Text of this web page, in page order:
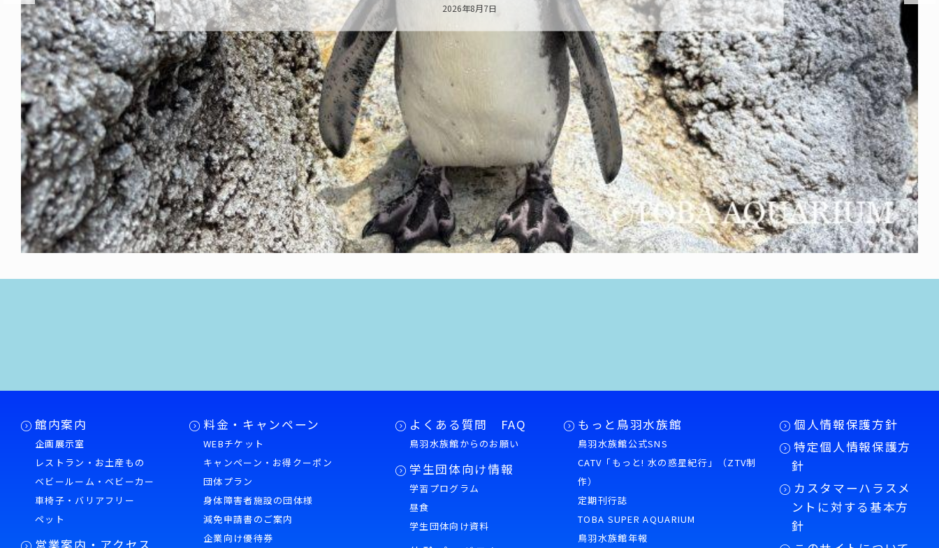
2026年8月6日
館内案内
企画展示室
レストラン・お土産もの
ベビールーム・ベビーカー
車椅子・バリアフリー
ペット
営業案内・アクセス
料金・キャンペーン
WEBチケット
キャンペーン・お得クーポン
団体プラン
身体障害者施設の団体様
減免申請書のご案内
企業向け優待券
よくある質問 FAQ
鳥羽水族館からのお願い
学生団体向け情報
学習プログラム
昼食
学生団体向け資料
もっと鳥羽水族館
鳥羽水族館公式SNS
CATV「もっと! 水の惑星紀行」（ZTV制
作）
定期刊行誌
TOBA SUPER AQUARIUM
鳥羽水族館年報
個人情報保護方針
特定個人情報保護方
針
カスタマーハラスメ
ントに対する基本方
針